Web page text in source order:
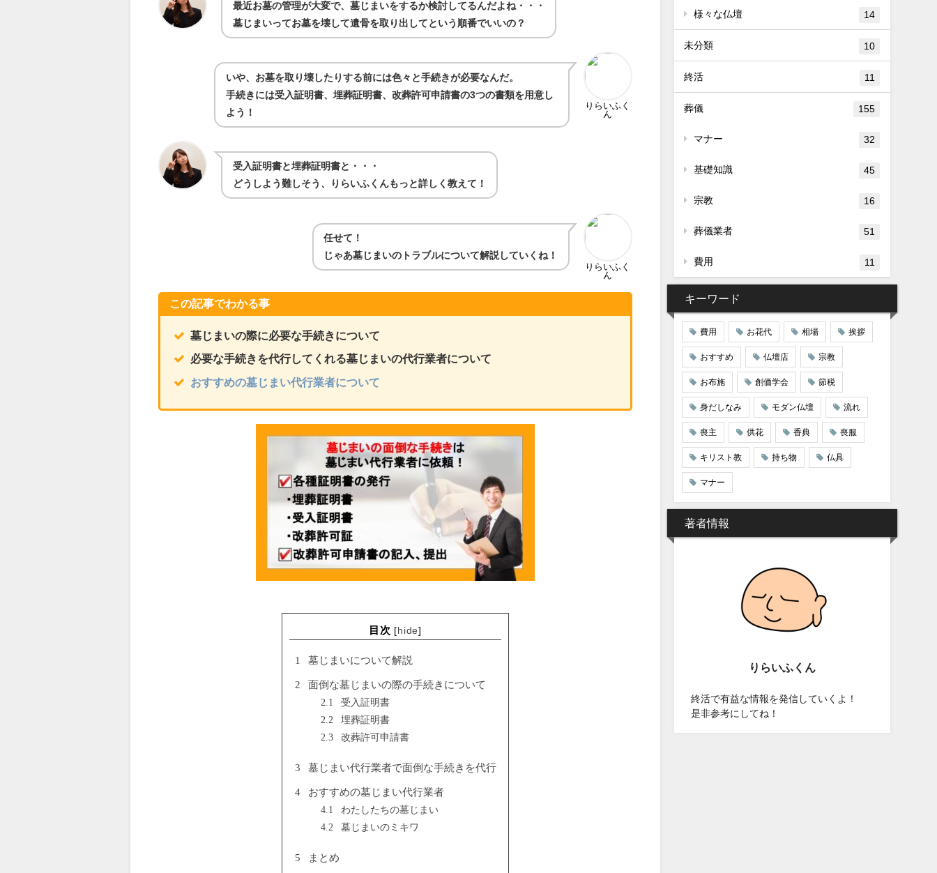
最近お墓の管理が大変で、墓じまいをするか検討してるんだよね・・・
墓じまいってお墓を壊して遺骨を取り出してという順番でいいの？
りらいふく
ん
いや、お墓を取り壊したりする前には色々と手続きが必要なんだ。
手続きには受入証明書、埋葬証明書、改葬許可申請書の3つの書類を用意し
よう！
受入証明書と埋葬証明書と・・・
どうしよう難しそう、りらいふくんもっと詳しく教えて！
りらいふく
ん
任せて！
じゃあ墓じまいのトラブルについて解説していくね！
この記事でわかる事
墓じまいの際に必要な手続きについて
必要な手続きを代行してくれる墓じまいの代行業者について
おすすめの墓じまい代行業者について
目次 [hide]
1 墓じまいについて解説
2 面倒な墓じまいの際の手続きについて
2.1 受入証明書
2.2 埋葬証明書
2.3 改葬許可申請書
3 墓じまい代行業者で面倒な手続きを代行
4 おすすめの墓じまい代行業者
4.1 わたしたちの墓じまい
4.2 墓じまいのミキワ
5 まとめ
様々な仏壇 14
未分類 10
終活 11
葬儀 155
マナー 32
基礎知識 45
宗教 16
葬儀業者 51
費用 11
キーワード
費用 お花代 相場 挨拶
おすすめ 仏壇店 宗教
お布施 創価学会 節税
身だしなみ モダン仏壇 流れ
喪主 供花 香典 喪服
キリスト教 持ち物 仏具
マナー
著者情報
りらいふくん
終活で有益な情報を発信していくよ！
是非参考にしてね！